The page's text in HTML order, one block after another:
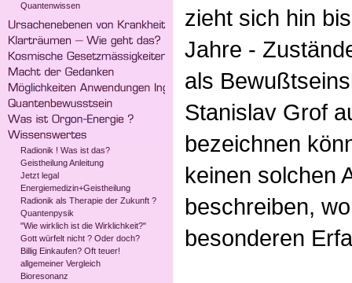
Quantenwissen
Radionik ! Was ist das?
Geistheilung Anleitung
Jetzt legal
Energiemedizin+Geistheilung
Radionik als Therapie der Zukunft ?
Quantenpysik
"Wie wirklich ist die Wirklichkeit?"
Gott würfelt nicht ? Oder doch?
Billig Einkaufen? Oft teuer!
allgemeiner Vergleich
Bioresonanz
zieht sich hin
Jahre -
als
Stanislav Grof
bezeichnen
keinen solchen
beschreiben,
besonderen